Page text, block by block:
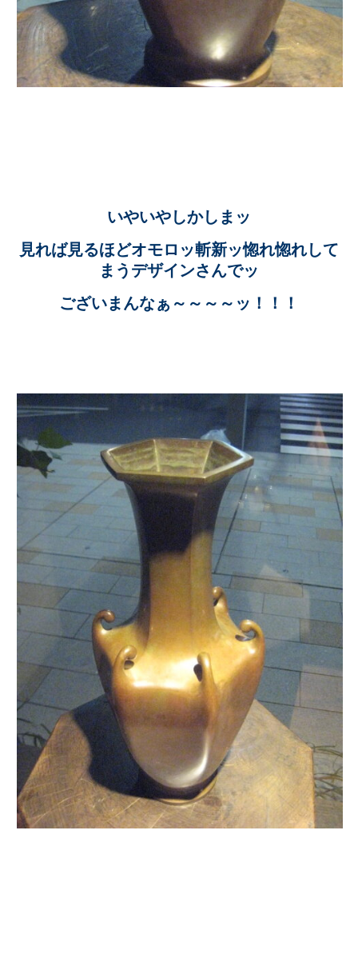
いやいやしかしまッ
見れば見るほどオモロッ斬新ッ惚れ惚れして
まうデザインさんでッ
ございまんなぁ～～～～ッ！！！